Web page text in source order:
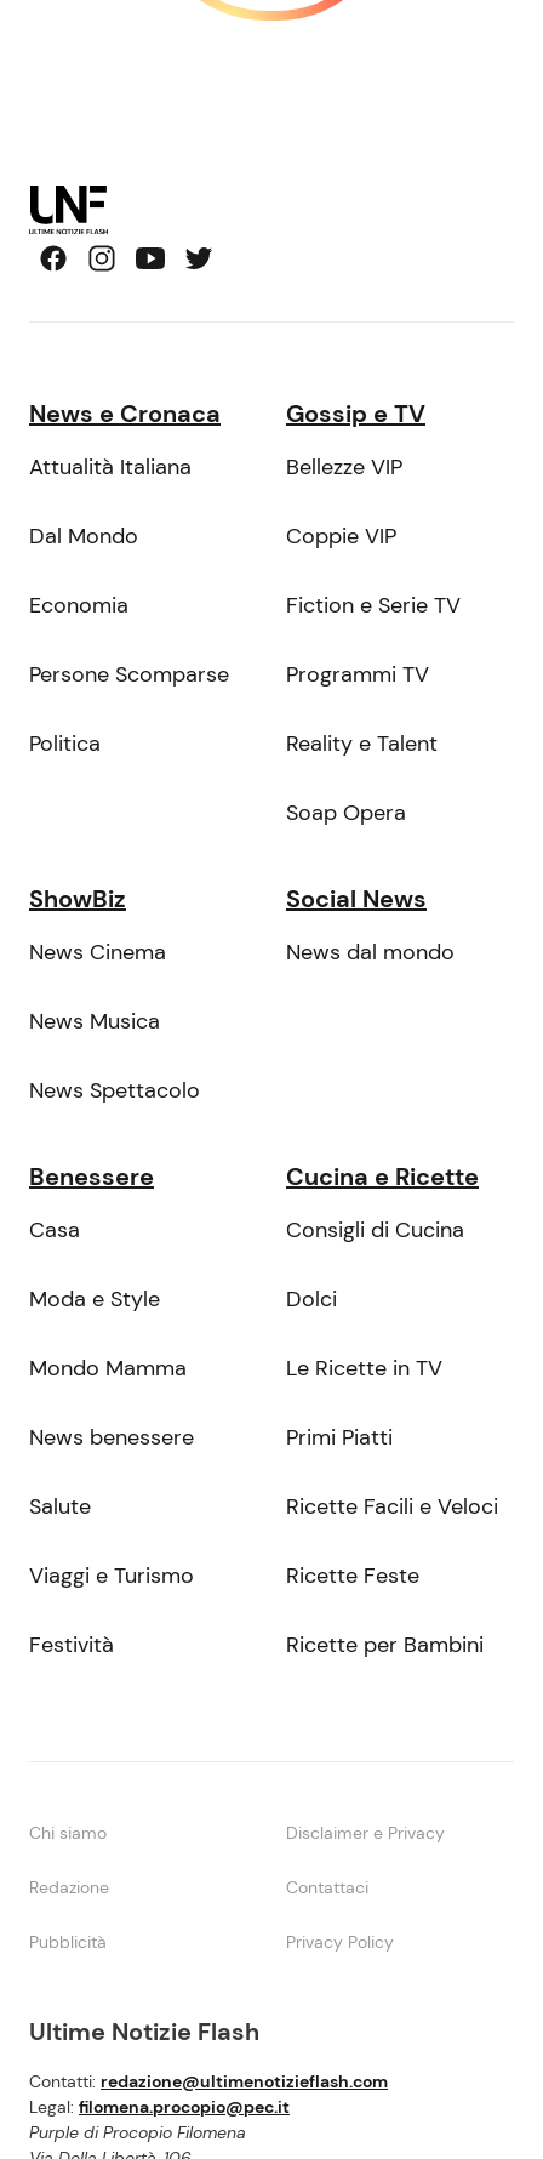
Ultime Notizie Flash
Contatti: redazione@ultimenotizieflash.com
Legal: filomena.procopio@pec.it
Purple di Procopio Filomena
News e Cronaca
Attualità Italiana
Dal Mondo
Economia
Persone Scomparse
Politica
Gossip e TV
Bellezze VIP
Coppie VIP
Fiction e Serie TV
Programmi TV
Reality e Talent
Soap Opera
ShowBiz
News Cinema
News Musica
News Spettacolo
Social News
News dal mondo
Benessere
Casa
Moda e Style
Mondo Mamma
News benessere
Salute
Viaggi e Turismo
Festività
Cucina e Ricette
Consigli di Cucina
Dolci
Le Ricette in TV
Primi Piatti
Ricette Facili e Veloci
Ricette Feste
Ricette per Bambini
Chi siamo Disclaimer e Privacy
Redazione Contattaci
Pubblicità Privacy Policy